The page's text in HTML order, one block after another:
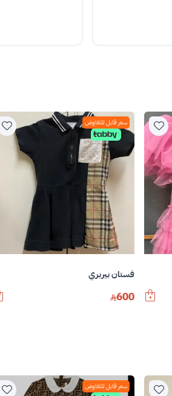
سعر قابل للتفاوض
فستان بيربري
600
سعر قابل للتفاوض